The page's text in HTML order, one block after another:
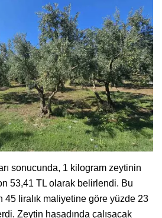
sonucunda, 1 kilogram zeytinin
53,41 TL olarak belirlendi. Bu
45 liralık maliyetine göre yüzde 23
Zeytin hasadında çalışacak